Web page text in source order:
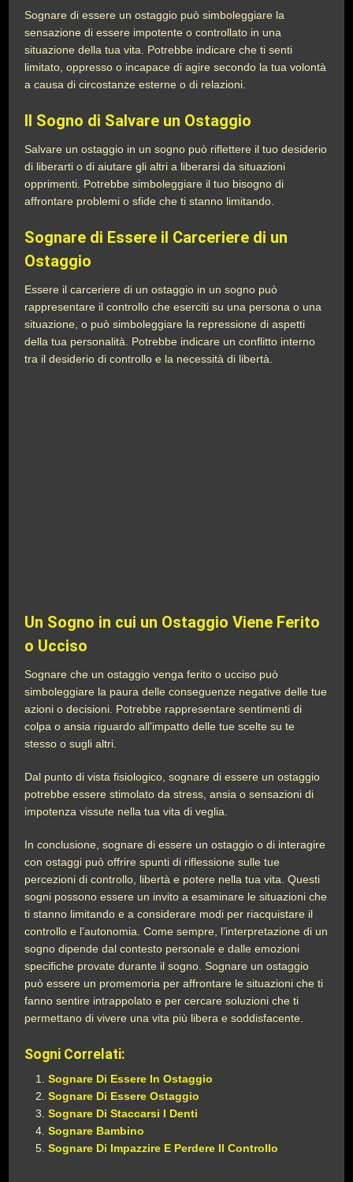
Sognare di essere un ostaggio può simboleggiare la
sensazione di essere impotente o controllato in una
situazione della tua vita. Potrebbe indicare che ti senti
limitato, oppresso o incapace di agire secondo la tua volontà
a causa di circostanze esterne o di relazioni.
Il Sogno di Salvare un Ostaggio
Salvare un ostaggio in un sogno può riflettere il tuo desiderio
di liberarti o di aiutare gli altri a liberarsi da situazioni
opprimenti. Potrebbe simboleggiare il tuo bisogno di
affrontare problemi o sfide che ti stanno limitando.
Sognare di Essere il Carceriere di un
Ostaggio
Essere il carceriere di un ostaggio in un sogno può
rappresentare il controllo che eserciti su una persona o una
situazione, o può simboleggiare la repressione di aspetti
della tua personalità. Potrebbe indicare un conflitto interno
tra il desiderio di controllo e la necessità di libertà.
Un Sogno in cui un Ostaggio Viene Ferito
o Ucciso
Sognare che un ostaggio venga ferito o ucciso può
simboleggiare la paura delle conseguenze negative delle tue
azioni o decisioni. Potrebbe rappresentare sentimenti di
colpa o ansia riguardo all’impatto delle tue scelte su te
stesso o sugli altri.
Dal punto di vista fisiologico, sognare di essere un ostaggio
potrebbe essere stimolato da stress, ansia o sensazioni di
impotenza vissute nella tua vita di veglia.
In conclusione, sognare di essere un ostaggio o di interagire
con ostaggi può offrire spunti di riflessione sulle tue
percezioni di controllo, libertà e potere nella tua vita. Questi
sogni possono essere un invito a esaminare le situazioni che
ti stanno limitando e a considerare modi per riacquistare il
controllo e l’autonomia. Come sempre, l’interpretazione di un
sogno dipende dal contesto personale e dalle emozioni
specifiche provate durante il sogno. Sognare un ostaggio
può essere un promemoria per affrontare le situazioni che ti
fanno sentire intrappolato e per cercare soluzioni che ti
permettano di vivere una vita più libera e soddisfacente.
Sogni Correlati:
Sognare Di Essere In Ostaggio
Sognare Di Essere Ostaggio
Sognare Di Staccarsi I Denti
Sognare Bambino
Sognare Di Impazzire E Perdere Il Controllo